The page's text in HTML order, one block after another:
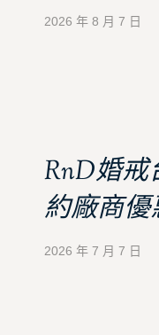
2026 年 8 月 7 日
RnD婚戒
約廠商優
2026 年 7 月 7 日